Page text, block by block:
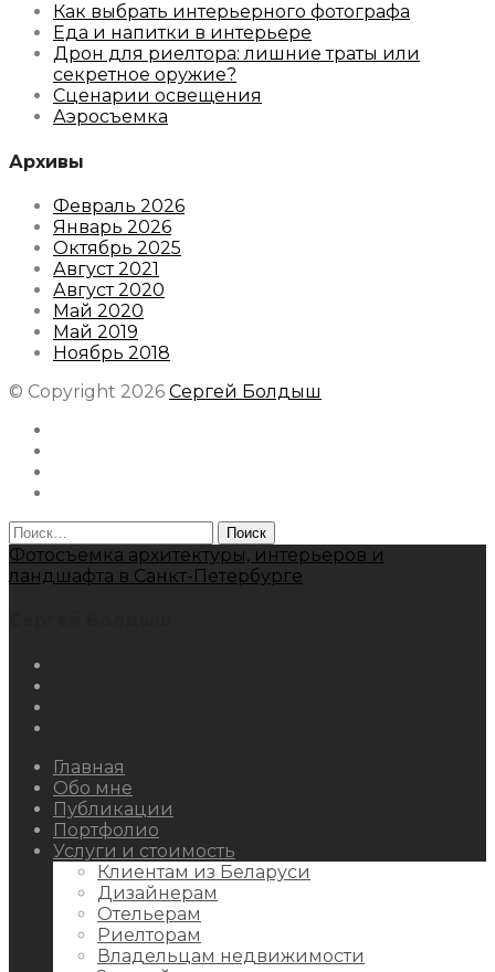
Как выбрать интерьерного фотографа
Еда и напитки в интерьере
Дрон для риелтора: лишние траты или
секретное оружие?
Сценарии освещения
Аэросъемка
Архивы
Февраль 2026
Январь 2026
Октябрь 2025
Август 2021
Август 2020
Май 2020
Май 2019
Ноябрь 2018
© Copyright 2026 Сергей Болдыш
Найти:
Фотосъемка архитектуры, интерьеров и
ландшафта в Санкт-Петербурге
Главная
Обо мне
Публикации
Портфолио
Услуги и стоимость
Клиентам из Беларуси
Дизайнерам
Отельерам
Риелторам
Владельцам недвижимости